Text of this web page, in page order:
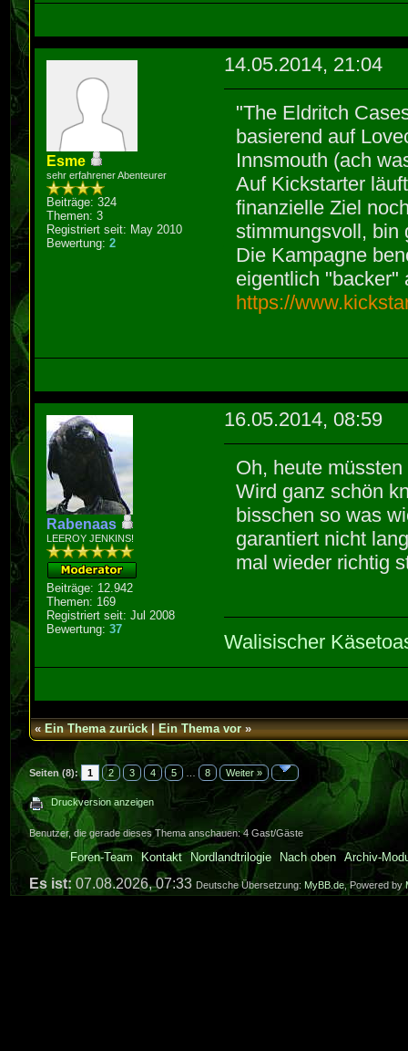
Esme
sehr erfahrener Abenteurer
Beiträge: 324
Themen: 3
Registriert seit: May 2010
Bewertung:2
14.05.2014, 21:04
"The Eldritch
basierend auf
Innsmouth (ach
Auf Kickstarter
finanzielle Ziel
stimmungsvoll, bin
Die Kampagne
eigentlich "backer"
https://
Rabenaas
LEEROY JENKINS!
Beiträge: 12.942
Themen: 169
Registriert seit: Jul 2008
Bewertung:37
16.05.2014, 08:59
Oh, heute
Wird ganz schön
bisschen so was
garantiert nicht
mal wieder richtig
Walisischer
«Ein Thema zurück|Ein Thema vor»
Seiten (8): 1 2 3 4 5 … 8 Weiter »
Druckversion anzeigen
Benutzer, die gerade dieses Thema anschauen: 4 Gast/Gäste
Foren-Team Kontakt Nordlandtrilogie Nach oben Archiv-
Es ist:07.08.2026, 07:33 Deutsche Übersetzung: MyBB.de, Powered by